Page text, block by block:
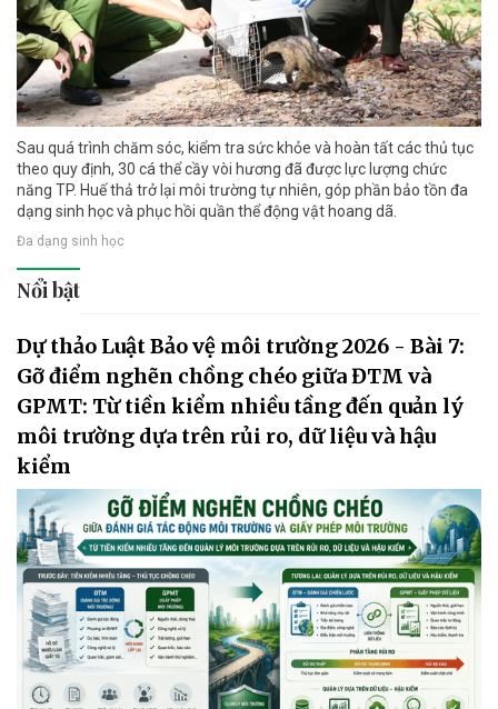
Sau quá trình chăm sóc, kiểm tra sức khỏe và hoàn tất các thủ tục
theo quy định, 30 cá thể cầy vòi hương đã được lực lượng chức
năng TP. Huế thả trở lại môi trường tự nhiên, góp phần bảo tồn đa
dạng sinh học và phục hồi quần thể động vật hoang dã.
Đa dạng sinh học
Nổi bật
Dự thảo Luật Bảo vệ môi trường 2026 - Bài 7:
Gỡ điểm nghẽn chồng chéo giữa ĐTM và
GPMT: Từ tiền kiểm nhiều tầng đến quản lý
môi trường dựa trên rủi ro, dữ liệu và hậu
kiểm